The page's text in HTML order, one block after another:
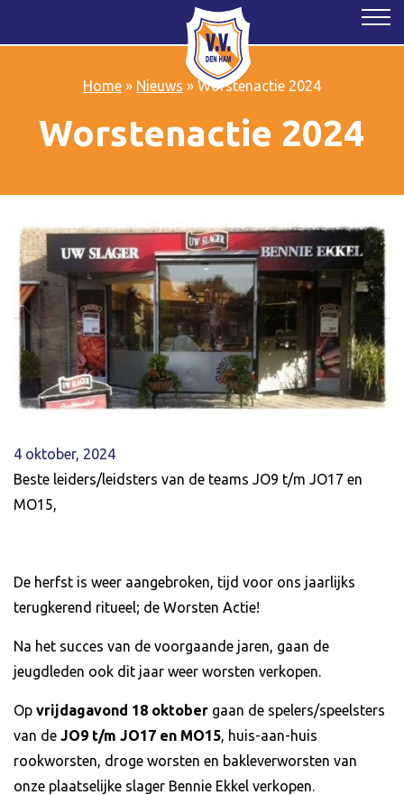
Home» Nieuws » Worstenactie 2024
Worstenactie 2024
4 oktober, 2024
Beste leiders/leidsters van de teams JO9 t/m JO17 en
MO15,
De herfst is weer aangebroken, tijd voor ons jaarlijks
terugkerend ritueel; de Worsten Actie!
Na het succes van de voorgaande jaren, gaan de
jeugdleden ook dit jaar weer worsten verkopen.
Op vrijdagavond 18 oktober gaan de spelers/speelsters
van de JO9 t/m JO17 en MO15, huis-aan-huis
rookworsten, droge worsten en bakleverworsten van
onze plaatselijke slager Bennie Ekkel verkopen.